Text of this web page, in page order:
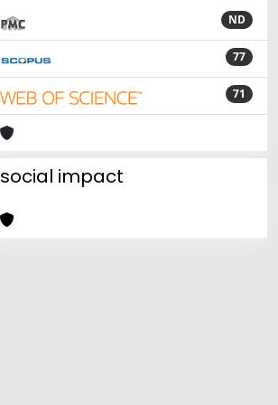
ND
77
71
social impact